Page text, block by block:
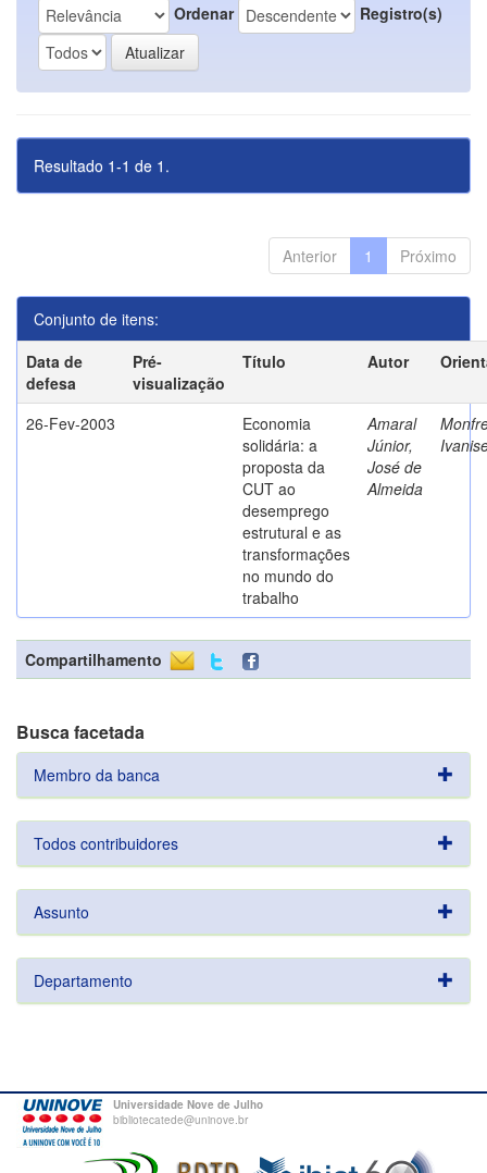
Ordenar Registro(s)
Resultado 1-1 de 1.
Anterior 1 Próximo
Conjunto de itens:
Data de
defesa
Pré-
visualização
Título Autor
26-Fev-2003
Economia
solidária: a
proposta da
CUT ao
desemprego
estrutural e as
transformações
no mundo do
trabalho
Amaral
Júnior,
José de
Almeida
Compartilhamento
Busca facetada
Membro da banca
Todos contribuidores
Assunto
Departamento
Universidade Nove de Julho
bibliotecatede@uninove.br